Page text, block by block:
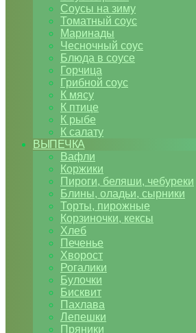
Соусы на зиму
Томатный соус
Маринады
Чесночный соус
Блюда в соусе
Горчица
Грибной соус
К мясу
К птице
К рыбе
К салату
ВЫПЕЧКА
Вафли
Коржики
Пироги, беляши, чебуреки
Блины, оладьи, сырники
Торты, пирожные
Корзиночки, кексы
Хлеб
Печенье
Хворост
Рогалики
Булочки
Бисквит
Пахлава
Лепешки
Пряники